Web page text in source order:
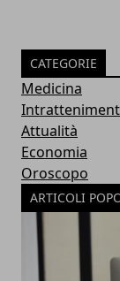
CATEGORIE
Medicina
Attualità
Economia
Oroscopo
ARTICOLI